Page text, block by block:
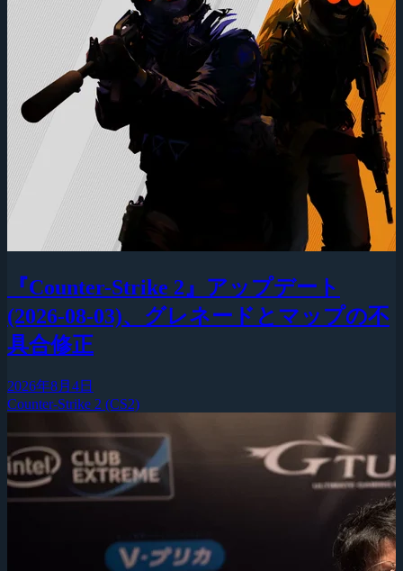
『Counter-Strike 2』アップデート
(2026-08-03)、グレネードとマップの不
具合修正
2026年8月4日
Counter-Strike 2 (CS2)